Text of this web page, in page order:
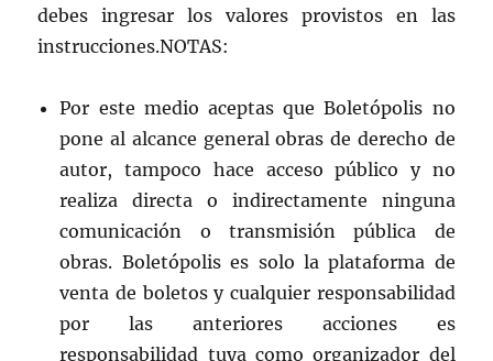
debes ingresar los valores provistos en las
instrucciones.NOTAS:
Por este medio aceptas que Boletópolis no
pone al alcance general obras de derecho de
autor, tampoco hace acceso público y no
realiza directa o indirectamente ninguna
comunicación o transmisión pública de
obras. Boletópolis es solo la plataforma de
venta de boletos y cualquier responsabilidad
por las anteriores acciones es
responsabilidad tuya como organizador del